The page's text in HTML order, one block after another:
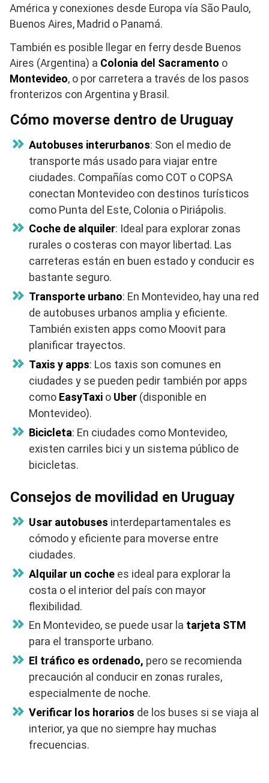
América y conexiones desde Europa vía São Paulo,
Buenos Aires, Madrid o Panamá.
También es posible llegar en ferry desde Buenos
Aires (Argentina) a Colonia del Sacramento o
Montevideo, o por carretera a través de los pasos
fronterizos con Argentina y Brasil.
Cómo moverse dentro de Uruguay
Autobuses interurbanos: Son el medio de
transporte más usado para viajar entre
ciudades. Compañías como COT o COPSA
conectan Montevideo con destinos turísticos
como Punta del Este, Colonia o Piriápolis.
Coche de alquiler: Ideal para explorar zonas
rurales o costeras con mayor libertad. Las
carreteras están en buen estado y conducir es
bastante seguro.
Transporte urbano: En Montevideo, hay una red
de autobuses urbanos amplia y eficiente.
También existen apps como Moovit para
planificar trayectos.
Taxis y apps: Los taxis son comunes en
ciudades y se pueden pedir también por apps
como EasyTaxi o Uber (disponible en
Montevideo).
Bicicleta: En ciudades como Montevideo,
existen carriles bici y un sistema público de
bicicletas.
Consejos de movilidad en Uruguay
Usar autobuses interdepartamentales es
cómodo y eficiente para moverse entre
ciudades.
Alquilar un coche es ideal para explorar la
costa o el interior del país con mayor
flexibilidad.
En Montevideo, se puede usar la tarjeta STM
para el transporte urbano.
El tráfico es ordenado, pero se recomienda
precaución al conducir en zonas rurales,
especialmente de noche.
Verificar los horarios de los buses si se viaja al
interior, ya que no siempre hay muchas
frecuencias.